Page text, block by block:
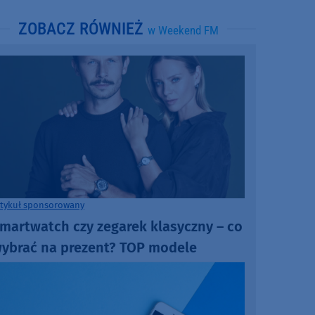
ZOBACZ RÓWNIEŻ w Weekend FM
sponsorowany
czy zegarek klasyczny – co
na prezent? TOP modele